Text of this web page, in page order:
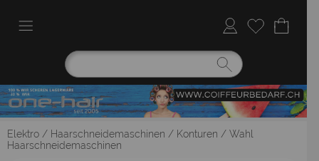
Elektro / Haarschneidemaschinen / Konturen / Wahl
Haarschneidemaschinen